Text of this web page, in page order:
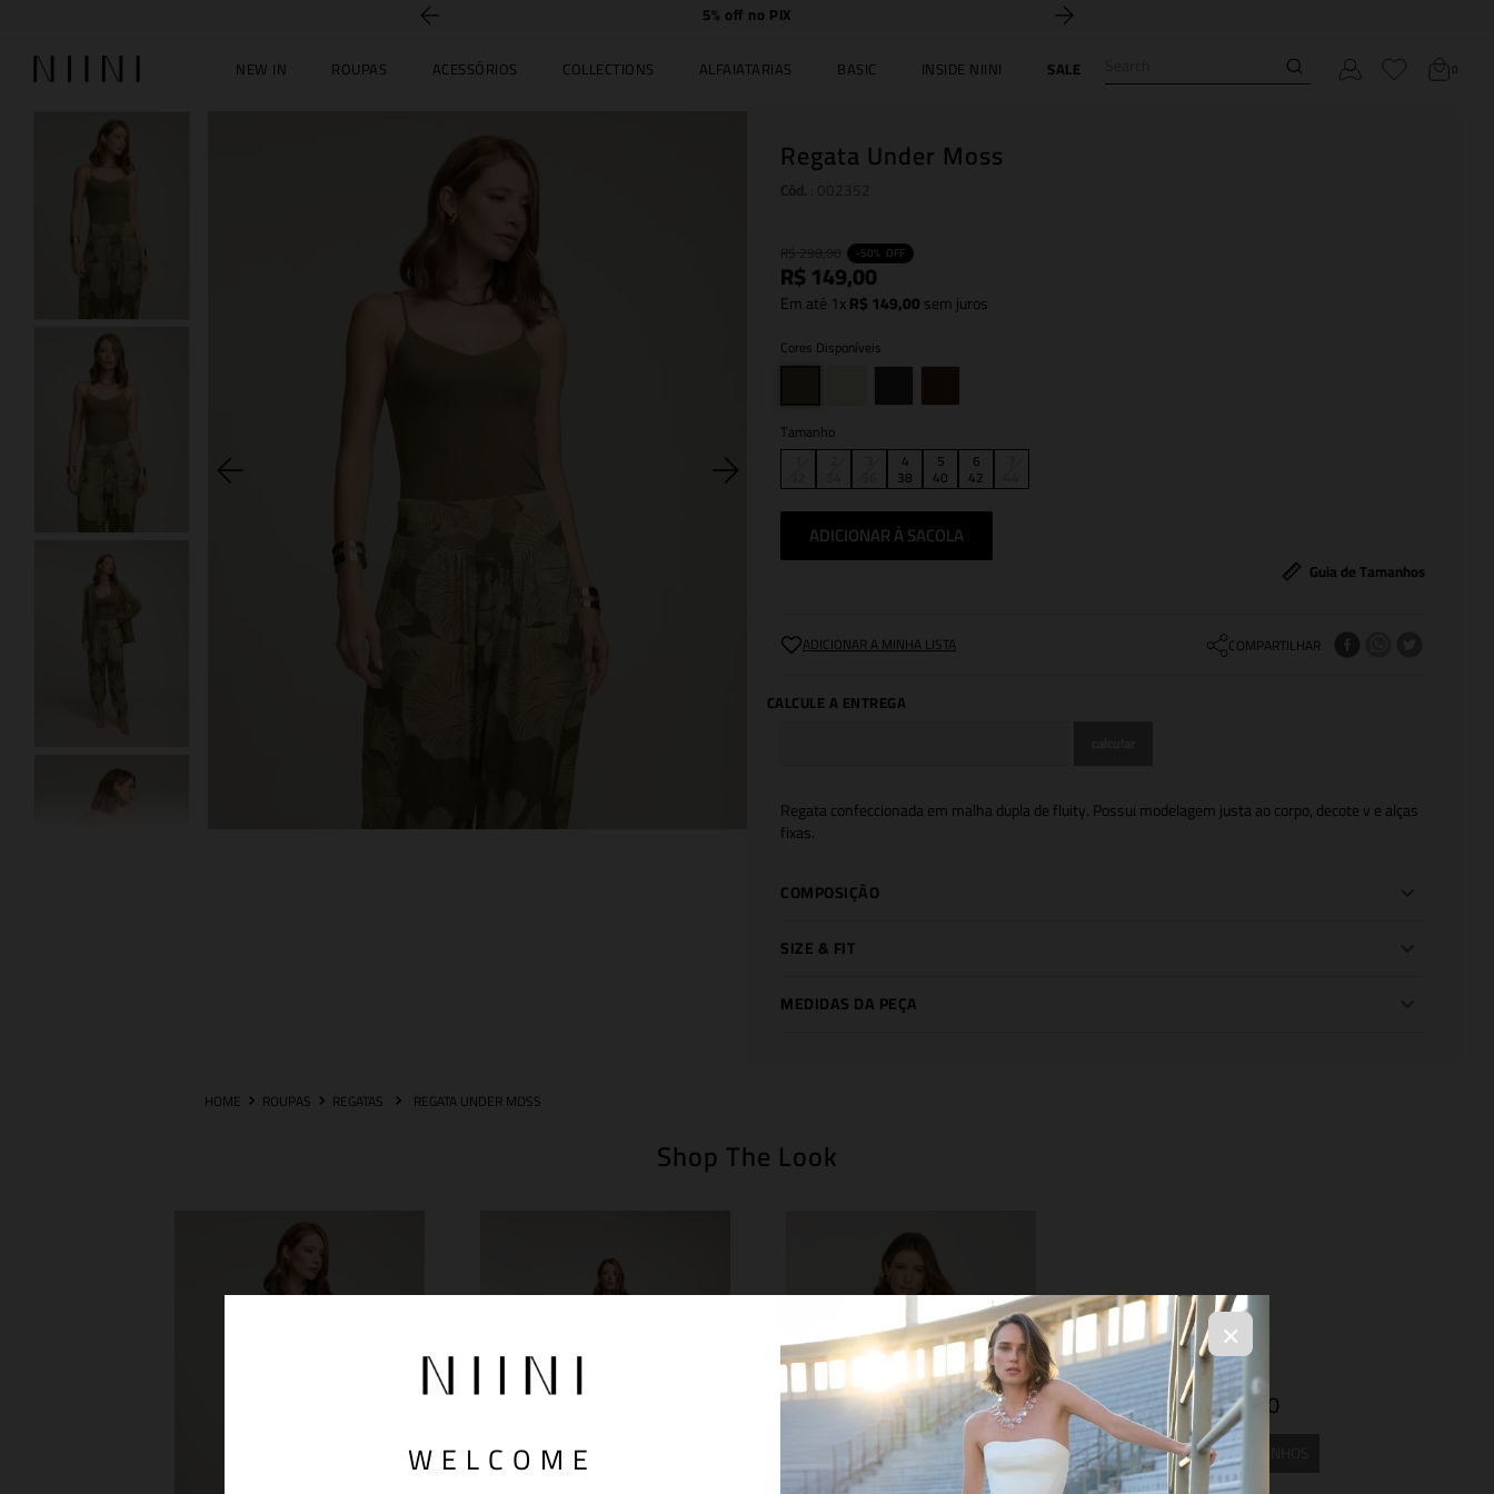
online eretireno JK Iguatemi.
NEW IN ROUPAS ACESSÓRIOS COLLECTIONS ALFAIATARIAS BASIC INSIDE NIINI SALE 0
×
WELCOME
Regata Under Moss
-50% OFF
R$149,00
Em até 1xR$149,00sem juros
Cores Disponíveis
Tamanho
4
38
5
40
6
42
ADICIONAR À SACOLA
Guia de Tamanhos
COMPARTILHAR
Regata confeccionada em malha dupla de fluity. Possui modelagem justa ao corpo, decote v e alças
fixas.
COMPOSIÇÃO
SIZE & FIT
MEDIDAS DA PEÇA
ROUPAS REGATAS REGATA UNDER MOSS
Shop The Look
R$ 2.816,40
SELECIONE OS TAMANHOS